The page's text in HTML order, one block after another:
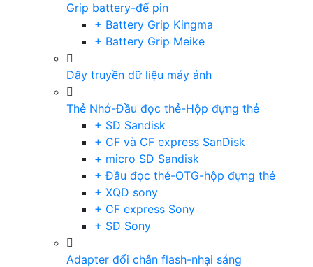
Grip battery-đế pin
+ Battery Grip Kingma
+ Battery Grip Meike
Dây truyền dữ liệu máy ảnh
Thẻ Nhớ-Đầu đọc thẻ-Hộp đựng thẻ
+ SD Sandisk
+ CF và CF express SanDisk
+ micro SD Sandisk
+ Đầu đọc thẻ-OTG-hộp đựng thẻ
+ XQD sony
+ CF express Sony
+ SD Sony
Adapter đổi chân flash-nhại sáng